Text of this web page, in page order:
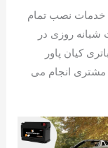
خدمات نصب تمام
روزی در
کیان پاور
مشتری انجام می